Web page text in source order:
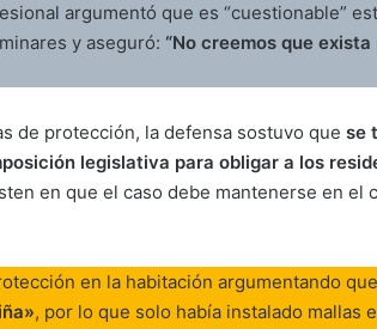
argumentó que es “cuestionable”
y aseguró: “No creemos que
de protección, la defensa sostuvo que se
legislativa para obligar a los
en que el caso debe mantenerse en el
en la habitación argumentando
, por lo que solo había instalado mallas